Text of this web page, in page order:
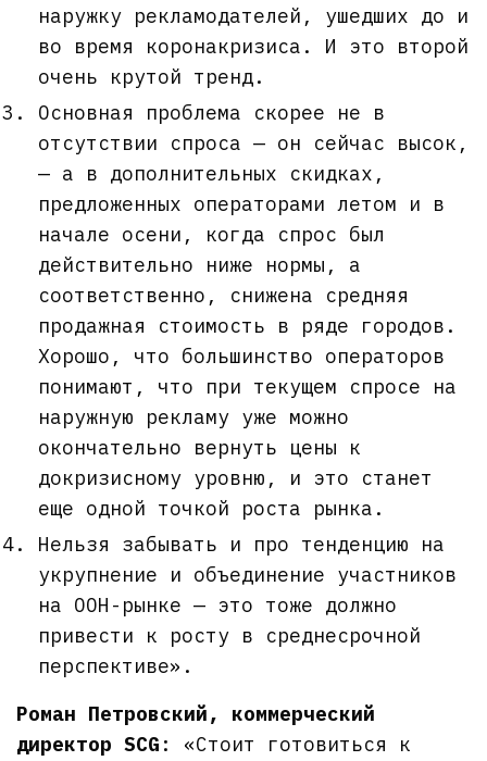
наружку рекламодателей, ушедших до и
во время коронакризиса. И это второй
очень крутой тренд.
Основная проблема скорее не в
отсутствии спроса — он сейчас высок,
— а в дополнительных скидках,
предложенных операторами летом и в
начале осени, когда спрос был
действительно ниже нормы, а
соответственно, снижена средняя
продажная стоимость в ряде городов.
Хорошо, что большинство операторов
понимают, что при текущем спросе на
наружную рекламу уже можно
окончательно вернуть цены к
докризисному уровню, и это станет
еще одной точкой роста рынка.
Нельзя забывать и про тенденцию на
укрупнение и объединение участников
на OOH-рынке — это тоже должно
привести к росту в среднесрочной
перспективе».
Роман Петровский, коммерческий
директор SCG : «Стоит готовиться к